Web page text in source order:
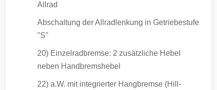
Allrad
Abschaltung der Allradlenkung in Getriebestufe
"S"
20) Einzelradbremse: 2 zusätzliche Hebel
neben Handbremshebel
22) a.W. mit integrierter Hangbremse (Hill-